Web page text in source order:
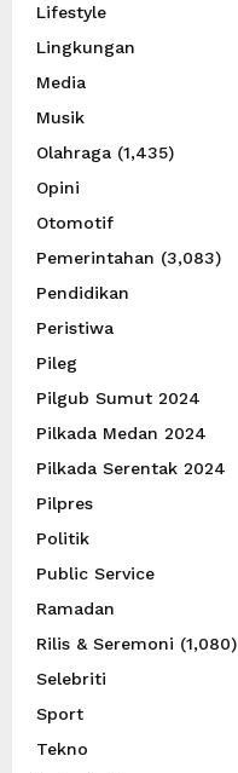
Lifestyle
Lingkungan
Media
Musik
Olahraga (1,435)
Opini
Otomotif
Pemerintahan (3,083)
Pendidikan
Peristiwa
Pileg
Pilgub Sumut 2024
Pilkada Medan 2024
Pilkada Serentak 2024
Pilpres
Politik
Public Service
Ramadan
Rilis & Seremoni (1,080)
Selebriti
Sport
Tekno